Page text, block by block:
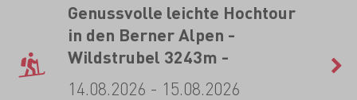
Genussvolle leichte Hochtour
in den Berner Alpen -
Wildstrubel 3243m -
14.08.2026 - 15.08.2026